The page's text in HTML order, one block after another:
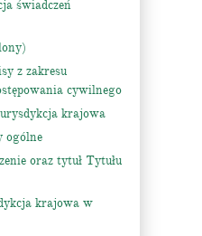
świadczeń
z zakresu
cywilnego
krajowa
ogólne
oraz tytuł Tytułu
krajowa w